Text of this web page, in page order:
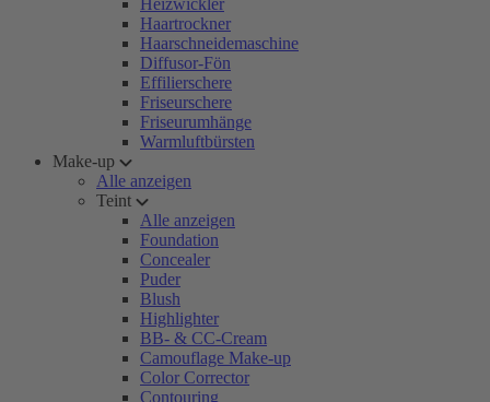
Heizwickler
Haartrockner
Haarschneidemaschine
Diffusor-Fön
Effilierschere
Friseurschere
Friseurumhänge
Warmluftbürsten
Make-up
Alle anzeigen
Teint
Alle anzeigen
Foundation
Concealer
Puder
Blush
Highlighter
BB- & CC-Cream
Camouflage Make-up
Color Corrector
Contouring